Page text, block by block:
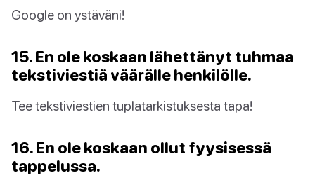
Google on ystäväni!
15. En ole koskaan lähettänyt tuhmaa
tekstiviestiä väärälle henkilölle.
Tee tekstiviestien tuplatarkistuksesta tapa!
16. En ole koskaan ollut fyysisessä
tappelussa.